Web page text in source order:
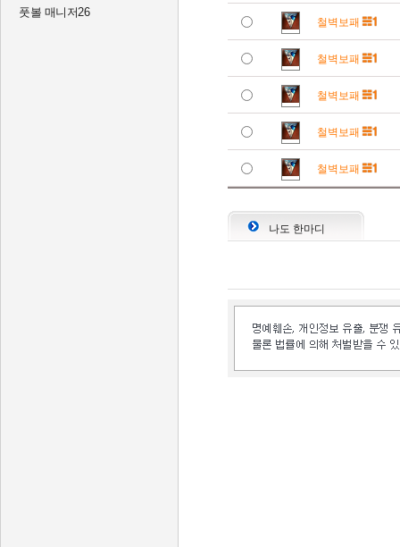
풋볼 매니저26
철벽보패
철벽보패
철벽보패
철벽보패
철벽보패
나도 한마디